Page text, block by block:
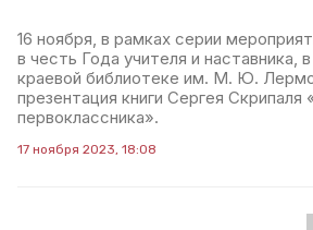
16 ноября, в рамках серии
в честь Года учителя и наставника,
краевой библиотеке им. М. Ю.
презентация книги Сергея Скрипаля
первоклассника».
17 ноября 2023, 18:08